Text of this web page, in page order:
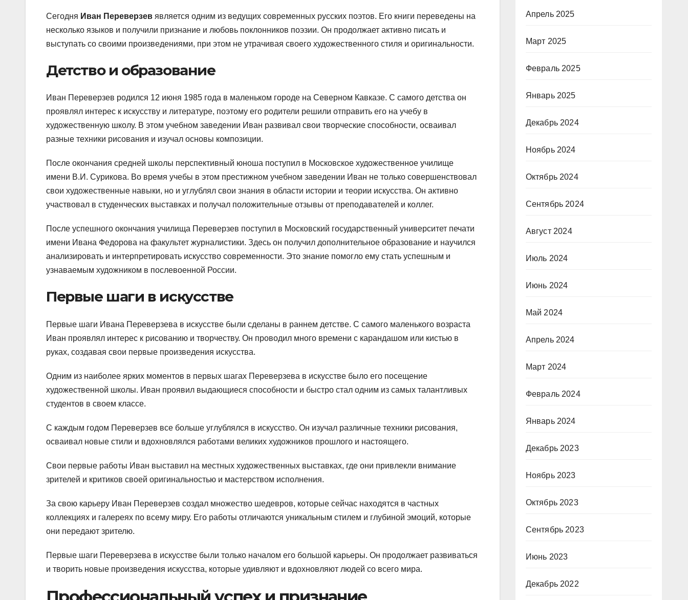
Сегодня Иван Переверзев является одним из ведущих современных русских поэтов. Его книги переведены на
несколько языков и получили признание и любовь поклонников поэзии. Он продолжает активно писать и
выступать со своими произведениями, при этом не утрачивая своего художественного стиля и оригинальности.
Детство и образование
Иван Переверзев родился 12 июня 1985 года в маленьком городе на Северном Кавказе. С самого детства он
проявлял интерес к искусству и литературе, поэтому его родители решили отправить его на учебу в
художественную школу. В этом учебном заведении Иван развивал свои творческие способности, осваивал
разные техники рисования и изучал основы композиции.
После окончания средней школы перспективный юноша поступил в Московское художественное училище
имени В.И. Сурикова. Во время учебы в этом престижном учебном заведении Иван не только совершенствовал
свои художественные навыки, но и углублял свои знания в области истории и теории искусства. Он активно
участвовал в студенческих выставках и получал положительные отзывы от преподавателей и коллег.
После успешного окончания училища Переверзев поступил в Московский государственный университет печати
имени Ивана Федорова на факультет журналистики. Здесь он получил дополнительное образование и научился
анализировать и интерпретировать искусство современности. Это знание помогло ему стать успешным и
узнаваемым художником в послевоенной России.
Первые шаги в искусстве
Первые шаги Ивана Переверзева в искусстве были сделаны в раннем детстве. С самого маленького возраста
Иван проявлял интерес к рисованию и творчеству. Он проводил много времени с карандашом или кистью в
руках, создавая свои первые произведения искусства.
Одним из наиболее ярких моментов в первых шагах Переверзева в искусстве было его посещение
художественной школы. Иван проявил выдающиеся способности и быстро стал одним из самых талантливых
студентов в своем классе.
С каждым годом Переверзев все больше углублялся в искусство. Он изучал различные техники рисования,
осваивал новые стили и вдохновлялся работами великих художников прошлого и настоящего.
Свои первые работы Иван выставил на местных художественных выставках, где они привлекли внимание
зрителей и критиков своей оригинальностью и мастерством исполнения.
За свою карьеру Иван Переверзев создал множество шедевров, которые сейчас находятся в частных
коллекциях и галереях по всему миру. Его работы отличаются уникальным стилем и глубиной эмоций, которые
они передают зрителю.
Первые шаги Переверзева в искусстве были только началом его большой карьеры. Он продолжает развиваться
и творить новые произведения искусства, которые удивляют и вдохновляют людей со всего мира.
Апрель 2025
Март 2025
Февраль 2025
Январь 2025
Декабрь 2024
Ноябрь 2024
Октябрь 2024
Сентябрь 2024
Август 2024
Июль 2024
Июнь 2024
Май 2024
Апрель 2024
Март 2024
Февраль 2024
Январь 2024
Декабрь 2023
Ноябрь 2023
Октябрь 2023
Сентябрь 2023
Июнь 2023
Декабрь 2022